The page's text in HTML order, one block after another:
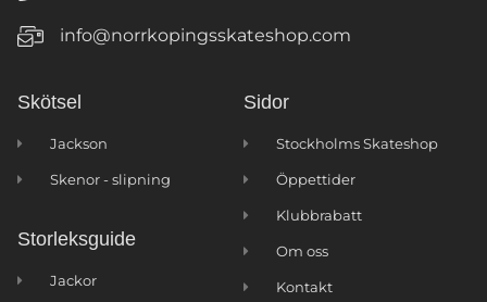
info@norrkopingsskateshop.com
Skötsel
Jackson
Skenor - slipning
Storleksguide
Jackor
Sidor
Stockholms Skateshop
Öppettider
Klubbrabatt
Om oss
Kontakt